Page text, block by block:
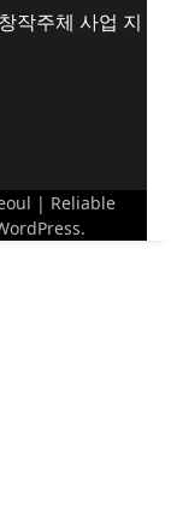
작주체 사업 지
| Reliable
.